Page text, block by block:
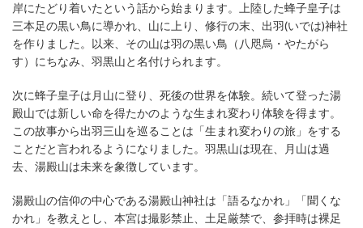
岸にたどり着いたという話から始まります。上陸した蜂子皇子は
三本足の黒い鳥に導かれ、山に上り、修行の末、出羽(いでは)神社
を作りました。以来、その山は羽の黒い鳥（八咫烏・やたがら
す）にちなみ、羽黒山と名付けられます。
次に蜂子皇子は月山に登り、死後の世界を体験。続いて登った湯
殿山では新しい命を得たかのような生まれ変わり体験を得ます。
この故事から出羽三山を巡ることは「生まれ変わりの旅」をする
ことだと言われるようになりました。羽黒山は現在、月山は過
去、湯殿山は未来を象徴しています。
湯殿山の信仰の中心である湯殿山神社は「語るなかれ」「聞くな
かれ」を教えとし、本宮は撮影禁止、土足厳禁で、参拝時は裸足